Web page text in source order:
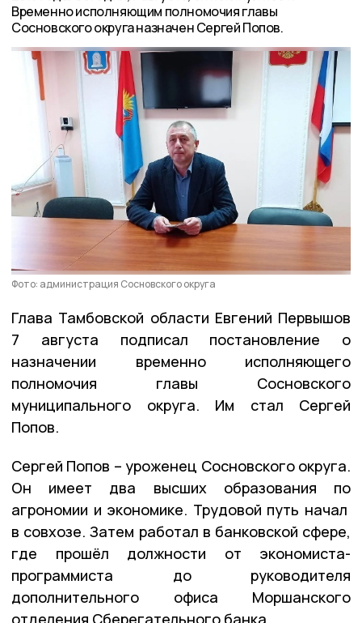
Временно исполняющим полномочия главы
Сосновского округа назначен Сергей Попов.
Фото: администрация Сосновского округа
Глава Тамбовской области Евгений Первышов
7 августа подписал постановление о
назначении временно исполняющего
полномочия главы Сосновского
муниципального округа. Им стал Сергей
Попов.
Сергей Попов – уроженец Сосновского округа.
Он имеет два высших образования по
агрономии и экономике. Трудовой путь начал
в совхозе. Затем работал в банковской сфере,
где прошёл должности от экономиста-
программиста до руководителя
дополнительного офиса Моршанского
отделения Сберегательного банка.